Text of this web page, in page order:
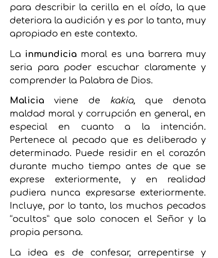
para describir la cerilla en el oído, la que
deteriora la audición y es por lo tanto, muy
apropiado en este contexto.
La inmundicia moral es una barrera muy
seria para poder escuchar claramente y
comprender la Palabra de Dios.
Maliciaviene de kakia,que denota
maldad moral y corrupción en general, en
especial en cuanto a la intención.
Pertenece al pecado que es deliberado y
determinado. Puede residir en el corazón
durante mucho tiempo antes de que se
exprese exteriormente, y en realidad
pudiera nunca expresarse exteriormente.
Incluye, por lo tanto, los muchos pecados
“ocultos” que solo conocen el Señor y la
propia persona.
La idea es de confesar, arrepentirse y